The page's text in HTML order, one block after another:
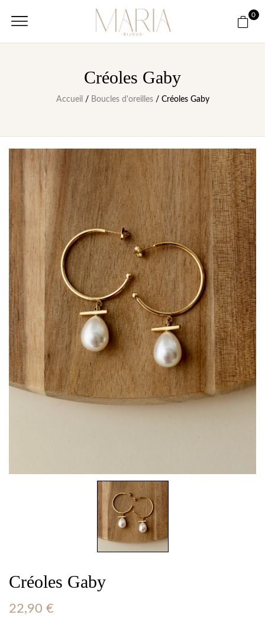
0
Créoles Gaby
Accueil / Boucles d'oreilles/ Créoles Gaby
Créoles Gaby
22,90 €